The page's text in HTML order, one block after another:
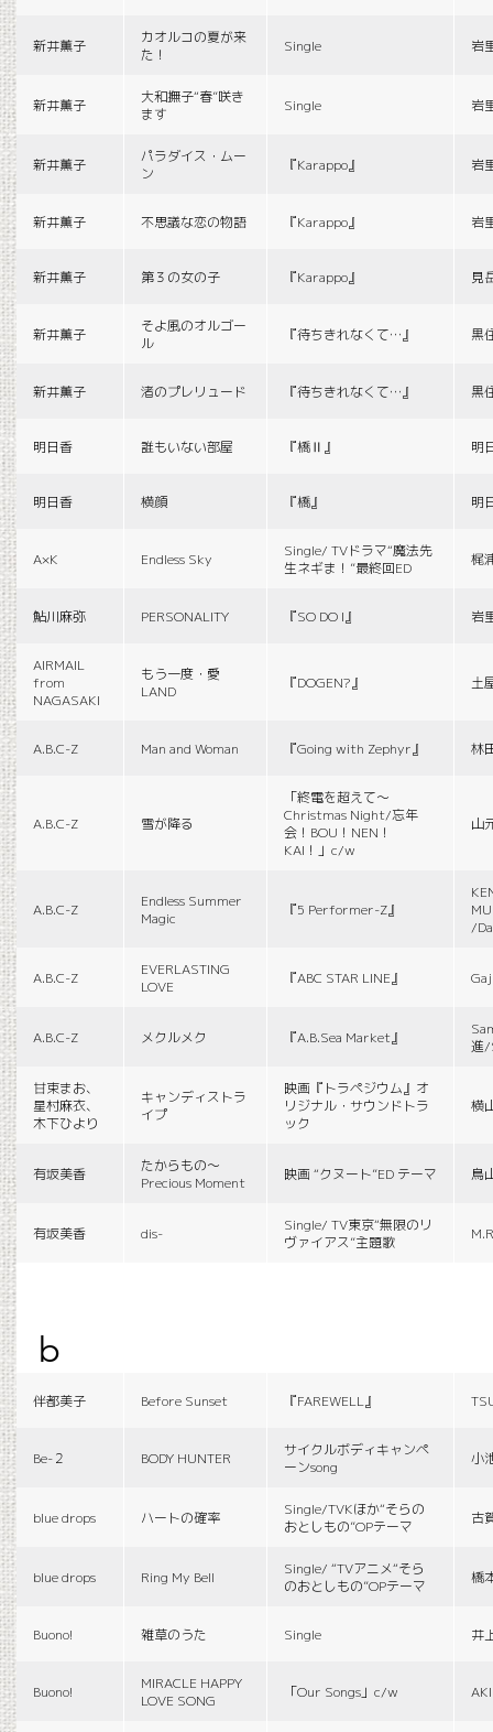
新井薫子
カオルコの夏が来
た！
Single 岩
新井薫子
大和撫子“春”咲き
ます
Single 岩
新井薫子
パラダイス・ムー
ン
『Karappo』 岩
新井薫子 不思議な恋の物語 『Karappo』 岩
新井薫子 第３の女の子 『Karappo』 見
新井薫子
そよ風のオルゴー
ル
『待ちきれなくて…』 黒
新井薫子 渚のプレリュード 『待ちきれなくて…』 黒
明日香 誰もいない部屋 『橋Ⅱ』 明
明日香 横顔 『橋』 明
A×K Endless Sky
Single/ TVドラマ“魔法先
生ネギま！”最終回ED
梶
鮎川麻弥 PERSONALITY 『SO DO I』 岩
AIRMAIL
from
NAGASAKI
もう一度・愛
LAND
『DOGEN?』 土
A.B.C-Z Man and Woman 『Going with Zephyr』 林
A.B.C-Z 雪が降る
「終電を超えて～
Christmas Night/忘年
会！BOU！NEN！
KAI！」c/w
山
A.B.C-Z
Endless Summer
Magic
『5 Performer-Z』
/
A.B.C-Z
EVERLASTING
LOVE
『ABC STAR LINE』
A.B.C-Z メクルメク 『A.B.Sea Market』
進/
甘束まお、
星村麻衣、
木下ひより
キャンディストラ
イプ
映画『トラペジウム』オ
リジナル・サウンドトラ
ック
横
有坂美香
たからもの〜
Precious Moment
映画 “クヌート”ED テーマ 鳥
有坂美香 dis-
Single/ TV東京“無限のリ
ヴァイアス”主題歌
b
伴都美子 Before Sunset 『FAREWELL』
Be-２ BODY HUNTER
サイクルボディキャンペ
ーンsong
小
blue drops ハートの確率
Single/TVKほか“そらの
おとしもの”OPテーマ
古
blue drops Ring My Bell
Single/ “TVアニメ“そら
のおとしもの”OPテーマ
橋
Buono! 雑草のうた Single 井
Buono!
MIRACLE HAPPY
LOVE SONG
「Our Songs」c/w